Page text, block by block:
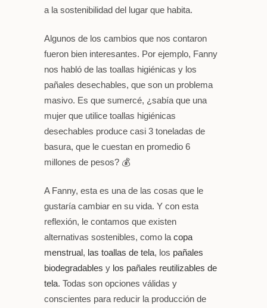
a la sostenibilidad del lugar que habita.
Algunos de los cambios que nos contaron
fueron bien interesantes. Por ejemplo, Fanny
nos habló de las toallas higiénicas y los
pañales desechables, que son un problema
masivo. Es que sumercé, ¿sabía que una
mujer que utilice toallas higiénicas
desechables produce casi 3 toneladas de
basura, que le cuestan en promedio 6
millones de pesos? 💰
A Fanny, esta es una de las cosas que le
gustaría cambiar en su vida. Y con esta
reflexión, le contamos que existen
alternativas sostenibles, como la copa
menstrual, las toallas de tela, los pañales
biodegradables y los pañales reutilizables de
tela. Todas son opciones válidas y
conscientes para reducir la producción de